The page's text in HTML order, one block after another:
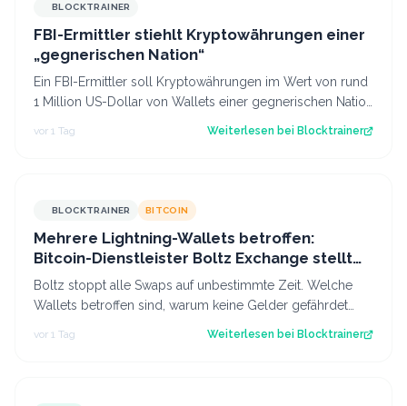
BLOCKTRAINER
FBI-Ermittler stiehlt Kryptowährungen einer
„gegnerischen Nation“
Ein FBI-Ermittler soll Kryptowährungen im Wert von rund
1 Million US-Dollar von Wallets einer gegnerischen Nation
vor 1 Tag Weiterlesen bei Blocktrainer
BLOCKTRAINER BITCOIN
Mehrere Lightning-Wallets betroffen:
Bitcoin-Dienstleister Boltz Exchange stellt
Swap-Service ein
Boltz stoppt alle Swaps auf unbestimmte Zeit. Welche
Wallets betroffen sind, warum keine Gelder gefährdet
vor 1 Tag Weiterlesen bei Blocktrainer